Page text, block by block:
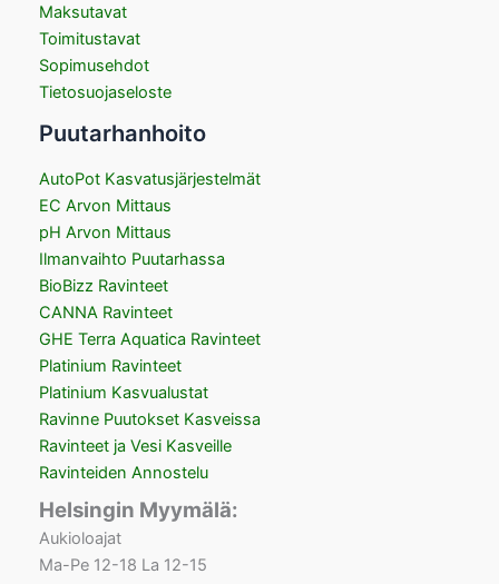
Maksutavat
Toimitustavat
Sopimusehdot
Tietosuojaseloste
Puutarhanhoito
AutoPot Kasvatusjärjestelmät
EC Arvon Mittaus
pH Arvon Mittaus
Ilmanvaihto Puutarhassa
BioBizz Ravinteet
CANNA Ravinteet
GHE Terra Aquatica Ravinteet
Platinium Ravinteet
Platinium Kasvualustat
Ravinne Puutokset Kasveissa
Ravinteet ja Vesi Kasveille
Ravinteiden Annostelu
Helsingin Myymälä:
Aukioloajat
Ma-Pe 12-18 La 12-15